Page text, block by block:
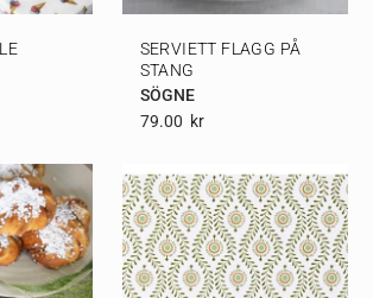
SERVIETT FLAGG PÅ
STANG
SÖGNE
79.00 Kr